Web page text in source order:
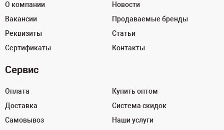
О компании
Вакансии
Реквизиты
Сертификаты
Новости
Продаваемые бренды
Статьи
Контакты
Сервис
Оплата
Доставка
Самовывоз
Купить оптом
Система скидок
Наши услуги